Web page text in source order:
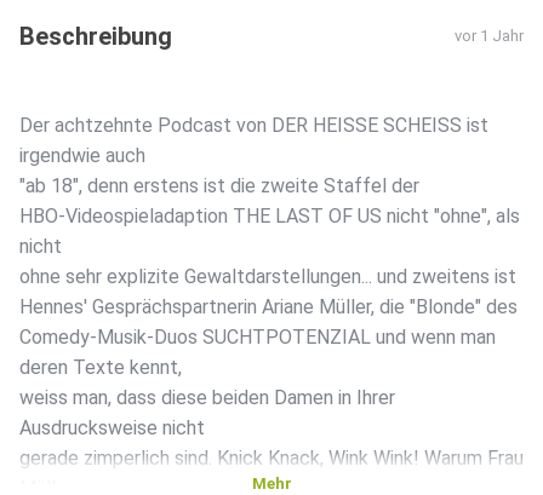
Beschreibung vor 1 Jahr
Der achtzehnte Podcast von DER HEISSE SCHEISS ist
irgendwie auch
"ab 18", denn erstens ist die zweite Staffel der
HBO-Videospieladaption THE LAST OF US nicht "ohne", als
nicht
ohne sehr explizite Gewaltdarstellungen... und zweitens ist
Hennes' Gesprächspartnerin Ariane Müller, die "Blonde" des
Comedy-Musik-Duos SUCHTPOTENZIAL und wenn man
deren Texte kennt,
weiss man, dass diese beiden Damen in Ihrer
Ausdrucksweise nicht
gerade zimperlich sind. Knick Knack, Wink Wink! Warum Frau
Mehr